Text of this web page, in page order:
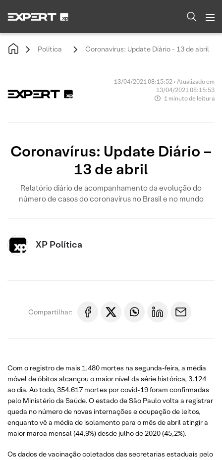
Política Coronavírus: Update Diário - 13 de abril
13/04/2021 08:15:52 • Atualizado em
13/04/2021 08:15:53
1 minuto de leitura
Coronavírus: Update Diário –
13 de abril
Relatório diário de acompanhamento da evolução do
número de casos do coronavírus no Brasil e no mundo
XP Política
Compartilhar:
Com o registro de mais 1.480 mortes na segunda-feira, a média
móvel de óbitos alcançou o maior nível da série histórica, 3.124
ao dia. Ao todo, 354.617 mortes por covid-19 foram confirmadas
pelo Ministério da Saúde. O estado de São Paulo volta a registrar
queda no número de novas internações e ocupação de leitos,
enquanto vê a média de isolamento para o mês de abril atingir a
maior marca mensal (44,9%) desde julho de 2020 (45,2%).
Os dados de vacinação coletados das secretarias estaduais pelo